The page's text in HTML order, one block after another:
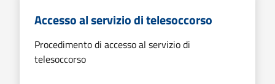
Accesso al servizio di telesoccorso
Procedimento di accesso al servizio di
telesoccorso